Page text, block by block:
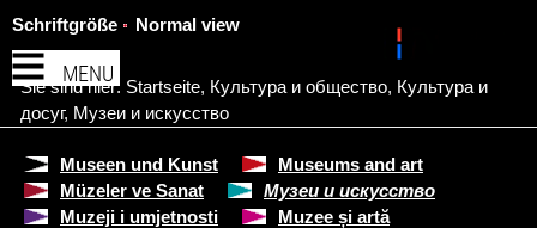
MENU
Schriftgröße Normal view
Sie sind hier: Startseite, Культура и общество, Культура и
досуг, Музеи и искусство
Museen und Kunst
Museums and art
Müzeler ve Sanat
Музеи и искусство
Muzeji i umjetnosti
Muzee și artă